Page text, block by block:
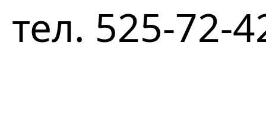
тел. 525-72-